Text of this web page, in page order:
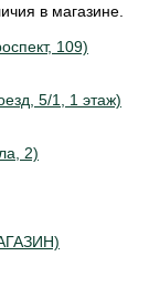
в магазине.
109)
5/1, 1 этаж)
2)